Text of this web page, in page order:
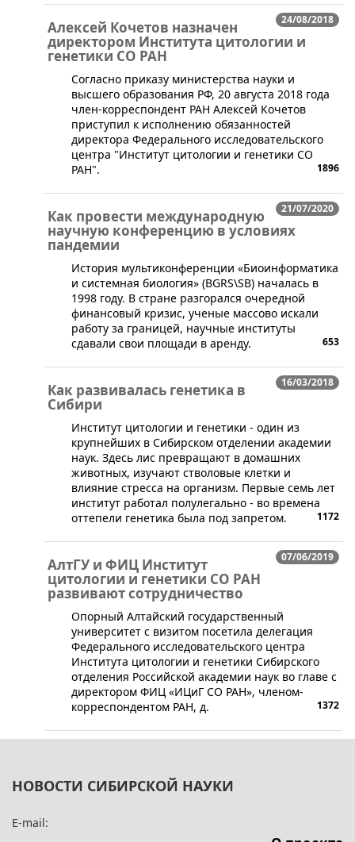
24/08/2018
Алексей Кочетов назначен
директором Института цитологии и
генетики СО РАН
Согласно приказу министерства науки и
высшего образования РФ, 20 августа 2018 года
член-корреспондент РАН Алексей Кочетов
приступил к исполнению обязанностей
директора Федерального исследовательского
центра "Институт цитологии и генетики СО
РАН".
1896
21/07/2020
Как провести международную
научную конференцию в условиях
пандемии
​​История мультиконференции «Биоинформатика
и системная биология» (BGRS\SB) началась в
1998 году. В стране разгорался очередной
финансовый кризис, ученые массово искали
работу за границей, научные институты
сдавали свои площади в аренду.
653
16/03/2018
Как развивалась генетика в
Сибири
​Институт цитологии и генетики - один из
крупнейших в Сибирском отделении академии
наук. Здесь лис превращают в домашних
животных, изучают стволовые клетки и
влияние стресса на организм. Первые семь лет
институт работал полулегально - во времена
оттепели генетика была под запретом.
1172
07/06/2019
АлтГУ и ФИЦ Институт
цитологии и генетики СО РАН
развивают сотрудничество
Опорный Алтайский государственный
университет с визитом посетила делегация
Федерального исследовательского центра
Института цитологии и генетики Сибирского
отделения Российской академии наук во главе с
директором ФИЦ «ИЦиГ СО РАН», членом-
корреспондентом РАН, д.
1372
НОВОСТИ СИБИРСКОЙ НАУКИ
E-mail: